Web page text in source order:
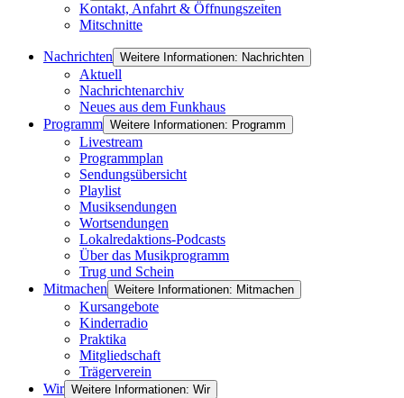
Kontakt, Anfahrt & Öffnungszeiten
Mitschnitte
Nachrichten Weitere Informationen: Nachrichten
Aktuell
Nachrichtenarchiv
Neues aus dem Funkhaus
Programm Weitere Informationen: Programm
Livestream
Programmplan
Sendungsübersicht
Playlist
Musiksendungen
Wortsendungen
Lokalredaktions-Podcasts
Über das Musikprogramm
Trug und Schein
Mitmachen Weitere Informationen: Mitmachen
Kursangebote
Kinderradio
Praktika
Mitgliedschaft
Trägerverein
Wir Weitere Informationen: Wir